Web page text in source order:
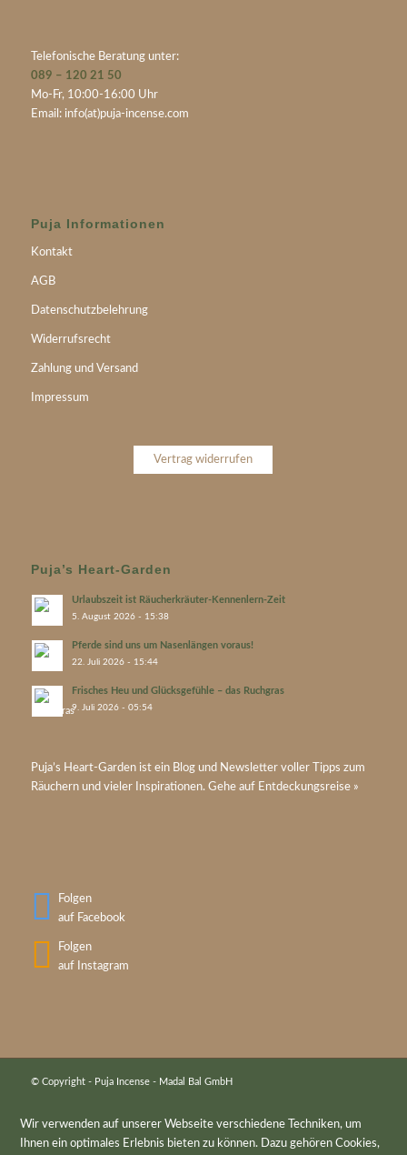
Telefonische Beratung unter:
089 – 120 21 50
Mo-Fr, 10:00-16:00 Uhr
Email: info(at)puja-incense.com
Puja Informationen
Kontakt
AGB
Datenschutzbelehrung
Widerrufsrecht
Zahlung und Versand
Impressum
Vertrag widerrufen
Puja’s Heart-Garden
Urlaubszeit ist Räucherkräuter-Kennenlern-Zeit
5. August 2026 - 15:38
Pferde sind uns um Nasenlängen voraus!
22. Juli 2026 - 15:44
Frisches Heu und Glücksgefühle – das Ruchgras
9. Juli 2026 - 05:54
Puja’s Heart-Gardenist ein Blog und Newsletter voller Tipps zum
Räuchern und vieler Inspirationen. Gehe auf Entdeckungsreise »
Folgen
auf Facebook
Folgen
auf Instagram
© Copyright - Puja Incense - Madal Bal GmbH
Wir verwenden auf unserer Webseite verschiedene Techniken, um
Ihnen ein optimales Erlebnis bieten zu können. Dazu gehören Cookies,